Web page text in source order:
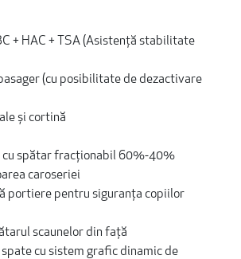
+ HAC + TSA (Asistență stabilitate
(cu posibilitate de dezactivare
și cortină
cu spătar fracționabil 60%-40%
caroseriei
portiere pentru siguranța copiilor
scaunelor din față
spate cu sistem grafic dinamic de